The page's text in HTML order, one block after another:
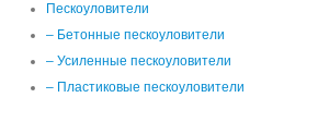
Пескоуловители
– Бетонные пескоуловители
– Усиленные пескоуловители
– Пластиковые пескоуловители